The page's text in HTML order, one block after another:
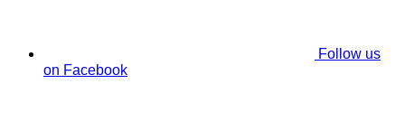
Follow us
on Facebook